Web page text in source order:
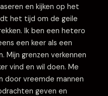
en kijken op het
het tijd om de geile
Ik ben een hetero
een keer als een
Mijn grenzen verkennen
vind en wil doen. Me
door vreemde mannen
geven en